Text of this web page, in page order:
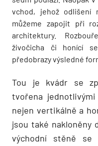
vchod, jehož odlišení
můžeme zapojit při
architektury.
živočicha či honící
předobrazy výsledné
Tou je kvádr se
tvořena
nejen vertikálně a
jsou také nakloněny
východní stěně se